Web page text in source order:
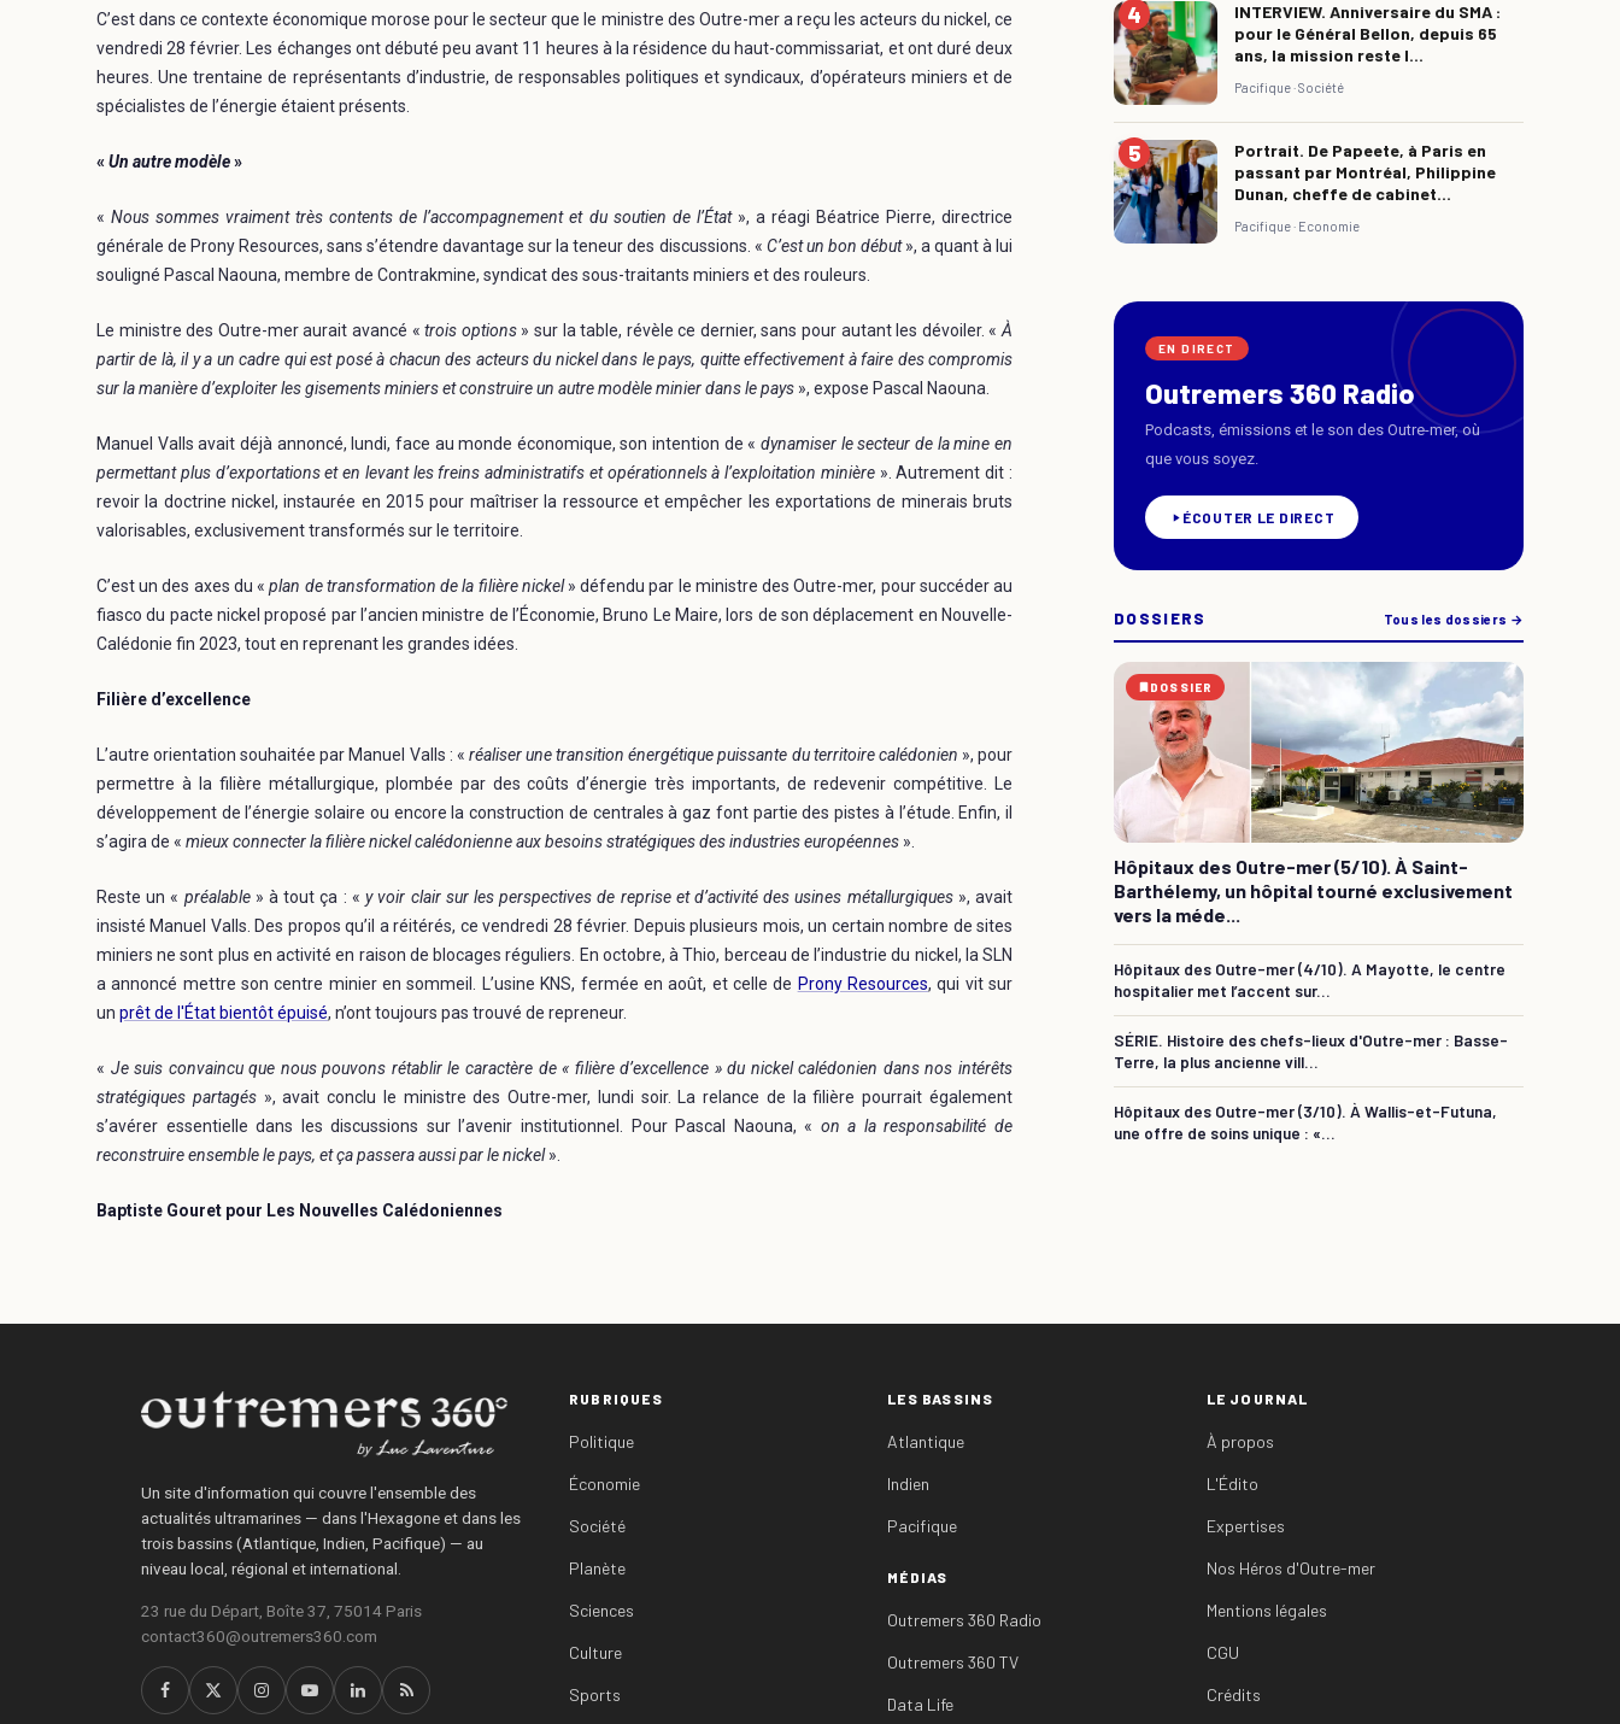
C’est dans ce contexte économique morose pour le secteur que le ministre des Outre-mer a reçu les acteurs du nickel, ce
vendredi 28 février. Les échanges ont débuté peu avant 11 heures à la résidence du haut-commissariat, et ont duré deux
heures. Une trentaine de représentants d’industrie, de responsables politiques et syndicaux, d’opérateurs miniers et de
spécialistes de l’énergie étaient présents.
«Un autre modèle»
«Nous sommes vraiment très contents de l’accompagnement et du soutien de l’État», a réagi Béatrice Pierre, directrice
générale de Prony Resources, sans s’étendre davantage sur la teneur des discussions. « C’est un bon début», a quant à lui
souligné Pascal Naouna, membre de Contrakmine, syndicat des sous-traitants miniers et des rouleurs.
Le ministre des Outre-mer aurait avancé «trois options» sur la table, révèle ce dernier, sans pour autant les dévoiler. «À
partir de là, il y a un cadre qui est posé à chacun des acteurs du nickel dans le pays, quitte effectivement à faire des compromis
sur la manière d’exploiter les gisements miniers et construire un autre modèle minier dans le pays », expose Pascal Naouna.
Manuel Valls avait déjà annoncé, lundi, face au monde économique, son intention de «dynamiser le secteur de la mine en
permettant plus d’exportations et en levant les freins administratifs et opérationnels à l’exploitation minière». Autrement dit :
revoir la doctrine nickel, instaurée en 2015 pour maîtriser la ressource et empêcher les exportations de minerais bruts
valorisables, exclusivement transformés sur le territoire.
C’est un des axes du «plan de transformation de la filière nickel» défendu par le ministre des Outre-mer, pour succéder au
fiasco du pacte nickel proposé par l’ancien ministre de l’Économie, Bruno Le Maire, lors de son déplacement en Nouvelle-
Calédonie fin 2023, tout en reprenant les grandes idées.
Filière d’excellence
L’autre orientation souhaitée par Manuel Valls : « réaliser une transition énergétique puissante du territoire calédonien », pour
permettre à la filière métallurgique, plombée par des coûts d’énergie très importants, de redevenir compétitive. Le
développement de l’énergie solaire ou encore la construction de centrales à gaz font partie des pistes à l’étude. Enfin, il
s’agira de « mieux connecter la filière nickel calédonienne aux besoins stratégiques des industries européennes ».
Reste un « préalable» à tout ça : «y voir clair sur les perspectives de reprise et d’activité des usines métallurgiques», avait
insisté Manuel Valls. Des propos qu’il a réitérés, ce vendredi 28 février. Depuis plusieurs mois, un certain nombre de sites
miniers ne sont plus en activité en raison de blocages réguliers. En octobre, à Thio, berceau de l’industrie du nickel, la SLN
a annoncé mettre son centre minier en sommeil. L’usine KNS, fermée en août, et celle de Prony Resources, qui vit sur
un prêt de l'État bientôt épuisé, n’ont toujours pas trouvé de repreneur.
« Je suis convaincu que nous pouvons rétablir le caractère de « filière d’excellence » du nickel calédonien dans nos intérêts
stratégiques partagés», avait conclu le ministre des Outre-mer, lundi soir. La relance de la filière pourrait également
s’avérer essentielle dans les discussions sur l’avenir institutionnel. Pour Pascal Naouna, « on a la responsabilité de
reconstruire ensemble le pays, et ça passera aussi par le nickel».
Baptiste Gouret pour Les Nouvelles Calédoniennes
INTERVIEW. Anniversaire du SMA :
pour le Général Bellon, depuis 65
ans, la mission reste l...
Pacifique ·Société
Portrait. De Papeete, à Paris en
passant par Montréal, Philippine
Dunan, cheffe de cabinet...
Pacifique · Economie
EN DIRECT
Outremers 360 Radio
Podcasts, émissions et le son des Outre-mer, où
que vous soyez.
ÉCOUTER LE DIRECT
DOSSIERS Tous les dossiers →
DOSSIER
Hôpitaux des Outre-mer (5/10). À Saint-
Barthélemy, un hôpital tourné exclusivement
vers la méde...
Hôpitaux des Outre-mer (4/10). A Mayotte, le centre
hospitalier met l’accent sur...
SÉRIE. Histoire des chefs-lieux d'Outre-mer : Basse-
Terre, la plus ancienne vill...
Hôpitaux des Outre-mer (3/10). À Wallis-et-Futuna,
une offre de soins unique : «...
Un site d'information qui couvre l'ensemble des
actualités ultramarines — dans l'Hexagone et dans les
trois bassins (Atlantique, Indien, Pacifique) — au
niveau local, régional et international.
23 rue du Départ, Boîte 37, 75014 Paris
contact360@outremers360.com
RUBRIQUES
Politique
Économie
Société
Planète
Sciences
Culture
Sports
LES BASSINS
Atlantique
Indien
Pacifique
MÉDIAS
Outremers 360 Radio
Outremers 360 TV
Data Life
LE JOURNAL
À propos
L'Édito
Expertises
Nos Héros d'Outre-mer
Mentions légales
CGU
Crédits